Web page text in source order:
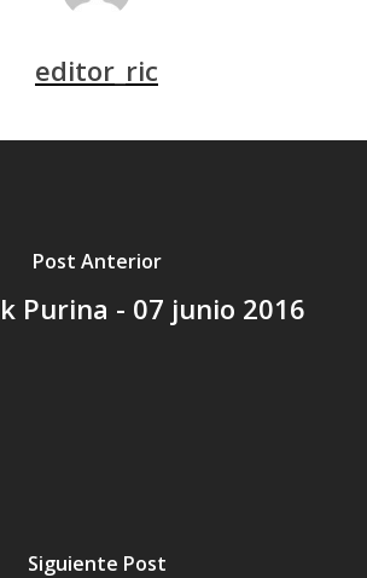
editor_ric
Post Anterior
Purina - 07 junio 2016
Siguiente Post